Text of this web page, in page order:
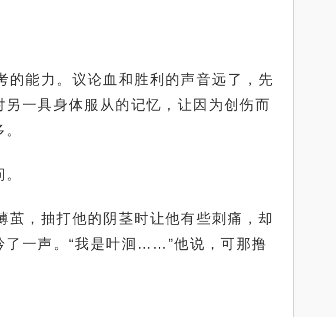
的能力。议论血和胜利的声音远了，先
一具身体服从的记忆，让因为创伤而
，抽打他的阴茎时让他有些刺痛，却
了一声。“我是叶洄……”他说，可那撸